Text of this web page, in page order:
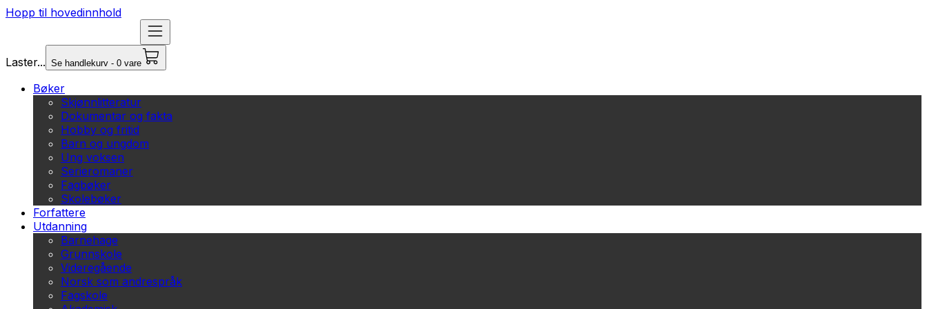
Hopp til hovedinnhold
Laster... Se handlekurv - 0 vare
Bøker
Skjønnlitteratur
Dokumentar og fakta
Hobby og fritid
Barn og ungdom
Ung voksen
Serieromaner
Fagbøker
Skolebøker
Forfattere
Utdanning
Barnehage
Grunnskole
Videregående
Norsk som andrespråk
Fagskole